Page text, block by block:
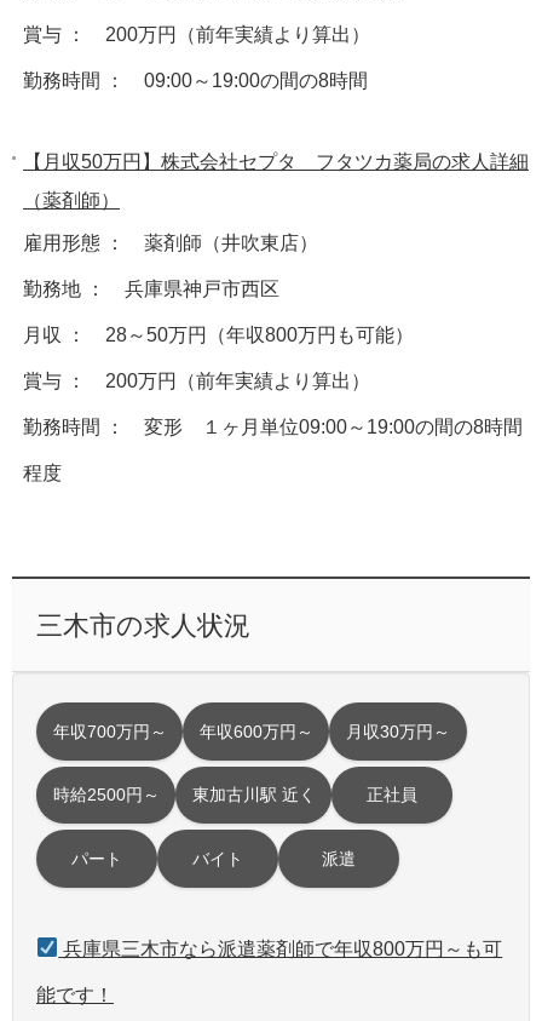
賞与 ： 200万円（前年実績より算出）
勤務時間 ： 09:00～19:00の間の8時間
【月収50万円】株式会社セプタ フタツカ薬局の求人詳細
（薬剤師）
雇用形態 ： 薬剤師（井吹東店）
勤務地 ： 兵庫県神戸市西区
月収 ： 28～50万円（年収800万円も可能）
賞与 ： 200万円（前年実績より算出）
勤務時間 ： 変形 １ヶ月単位09:00～19:00の間の8時間
程度
三木市の求人状況
年収700万円～ 年収600万円～ 月収30万円～
時給2500円～ 東加古川駅 近く 正社員
パート バイト 派遣
兵庫県三木市なら派遣薬剤師で年収800万円～も可
能です！